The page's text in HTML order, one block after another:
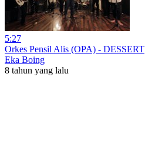
5:27
Orkes Pensil Alis (OPA) - DESSERT
Eka Boing
8 tahun yang lalu